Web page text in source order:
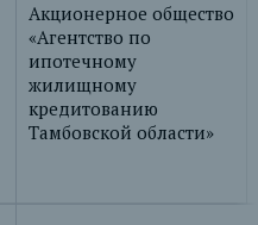
Акционерное общество
«Агентство по
ипотечному
жилищному
кредитованию
Тамбовской области»